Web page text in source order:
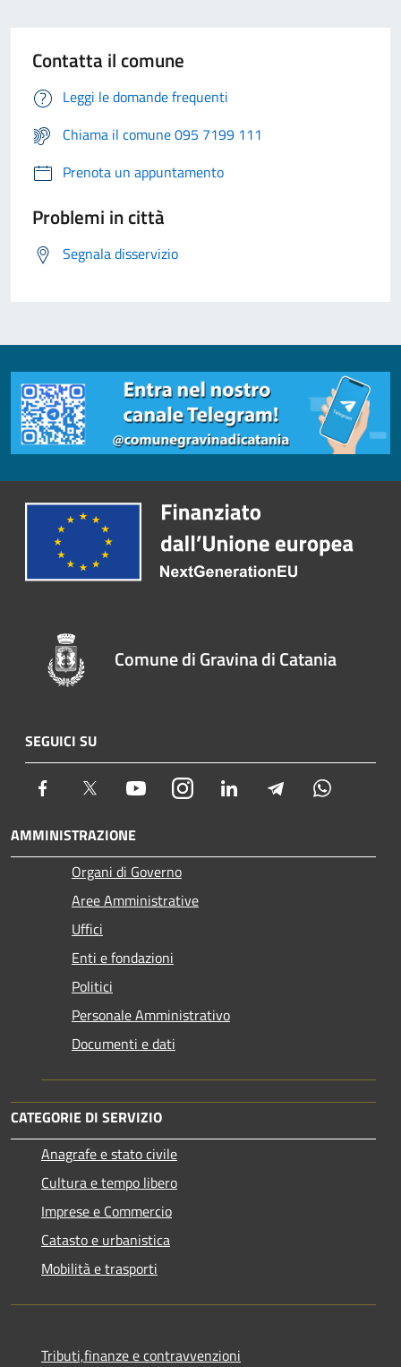
Contatta il comune
Leggi le domande frequenti
Chiama il comune 095 7199 111
Prenota un appuntamento
Problemi in città
Segnala disservizio
Comune di Gravina di Catania
SEGUICI SU
Facebook Twitter YoutubeInstagram LinkedIn Telegram
AMMINISTRAZIONE
Organi di Governo
Aree Amministrative
Uffici
Enti e fondazioni
Politici
Personale Amministrativo
Documenti e dati
CATEGORIE DI SERVIZIO
Anagrafe e stato civile
Cultura e tempo libero
Imprese e Commercio
Catasto e urbanistica
Mobilità e trasporti
Tributi,finanze e contravvenzioni